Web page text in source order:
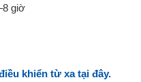
giờ
khiển từ xa tại đây.